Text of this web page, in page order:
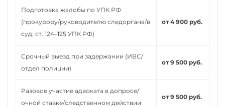
Подготовка жалобы по УПК РФ
(прокурору/руководителю следоргана/в
суд, ст. 124–125 УПК РФ)
от 4 900 руб.
Срочный выезд при задержании (ИВС/
отдел полиции)
от 9 500 руб.
Разовое участие адвоката в допросе/
очной ставке/следственном действии
от 9 500 руб.